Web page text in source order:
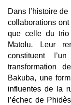
Dans l’histoire
collaborations
que celle du trio
Matolu. Leur
constituent
transformation
Bakuba, une
influentes de la
l’échec de